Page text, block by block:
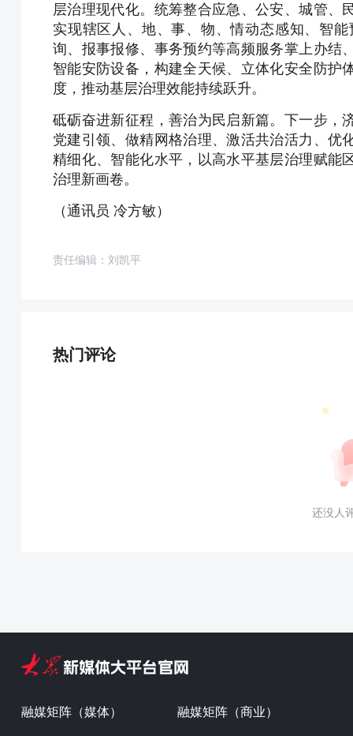
层治理现代化。统筹整合应急、公安、城管、
实现辖区人、地、事、物、情动态感知、智
询、报事报修、事务预约等高频服务掌上办结
智能安防设备，构建全天候、立体化安全防护
度，推动基层治理效能持续跃升。
砥砺奋进新征程，善治为民启新篇。下一步，
党建引领、做精网格治理、激活共治活力、优
精细化、智能化水平，以高水平基层治理赋能
治理新画卷。
（通讯员 冷方敏）
责任编辑：刘凯平
热门评论
还没人
融媒矩阵（媒体） 融媒矩阵（商业）